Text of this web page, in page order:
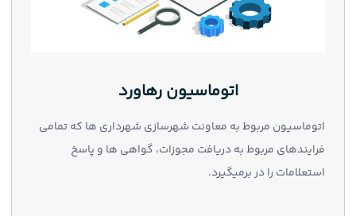
اتوماسیون رهاورد
اتوماسیون مربوط به معاونت شهرسازی شهرداری ها که تمامی
فرایندهای مربوط به دریافت مجوزات، گواهی ها و پاسخ
استعلامات را در برمیگیرد.